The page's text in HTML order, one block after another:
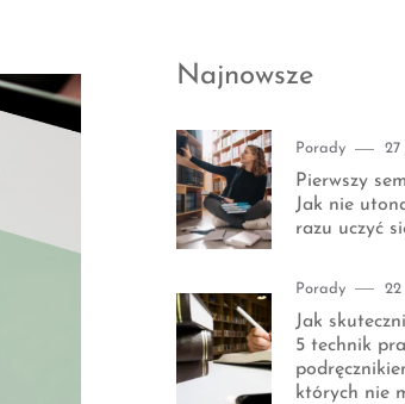
Najnowsze
Category
Porady 27
Pierwszy
Jak nie
razu uczyć
Category
Porady 22
Jak
5 technik
których nie